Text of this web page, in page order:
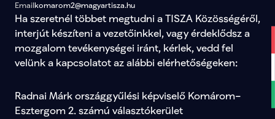
Emailkomarom2@magyartisza.hu
Ha szeretnél többet megtudni a TISZA Közösségéről,
interjút készíteni a vezetőinkkel, vagy érdeklődsz a
mozgalom tevékenységei iránt, kérlek, vedd fel
velünk a kapcsolatot az alábbi elérhetőségeken:
Radnai Márk országgyűlési képviselő Komárom–
Esztergom 2. számú választókerület